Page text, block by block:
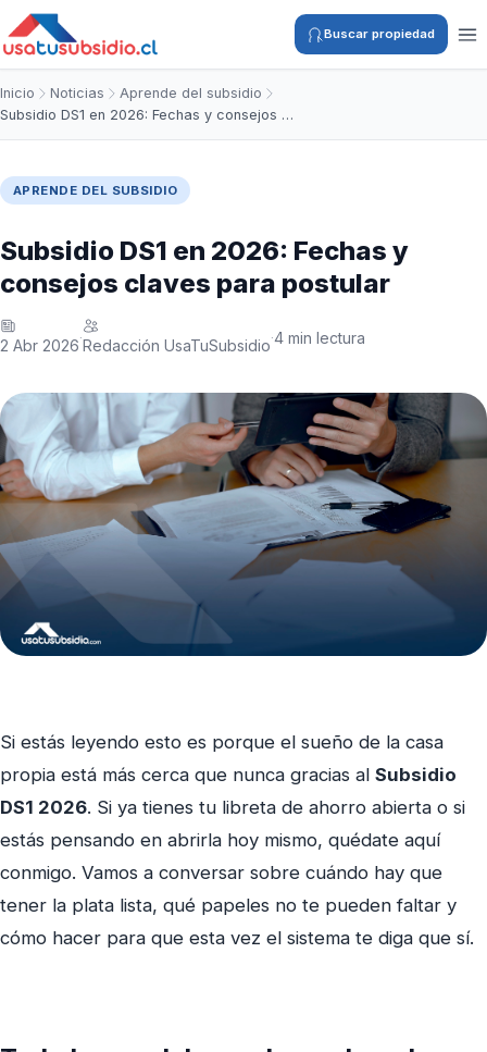
Buscar propiedad
Inicio Noticias
Aprende del subsidio
Subsidio DS1 en 2026: Fechas y consejos …
APRENDE DEL SUBSIDIO
Subsidio DS1 en 2026: Fechas y
consejos claves para postular
2 Abr 2026·Redacción UsaTuSubsidio·4 min lectura
Si estás leyendo esto es porque el sueño de la casa
propia está más cerca que nunca gracias al Subsidio
DS1 2026. Si ya tienes tu libreta de ahorro abierta o si
estás pensando en abrirla hoy mismo, quédate aquí
conmigo. Vamos a conversar sobre cuándo hay que
tener la plata lista, qué papeles no te pueden faltar y
cómo hacer para que esta vez el sistema te diga que sí.